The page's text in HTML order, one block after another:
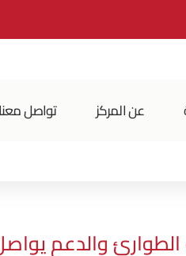
عن المركز تواصل معنا
والدعم يواصل